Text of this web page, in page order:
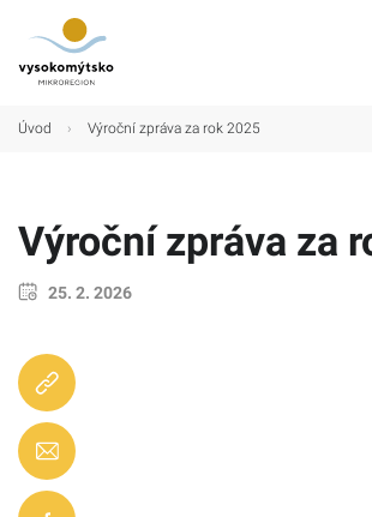
Úvod › Výroční zpráva za rok 2025
Výroční zpráva za
25. 2. 2026
Úvod
Obce
Turistické cíle
Kontakt